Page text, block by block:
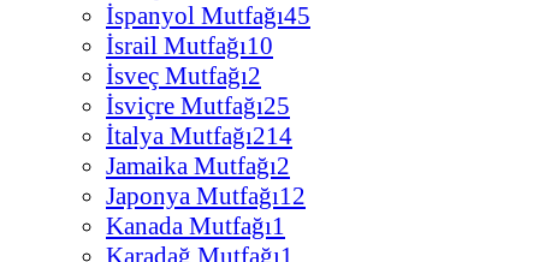
İspanyol Mutfağı45
İsrail Mutfağı10
İsveç Mutfağı2
İsviçre Mutfağı25
İtalya Mutfağı214
Jamaika Mutfağı2
Japonya Mutfağı12
Kanada Mutfağı1
Karadağ Mutfağı1